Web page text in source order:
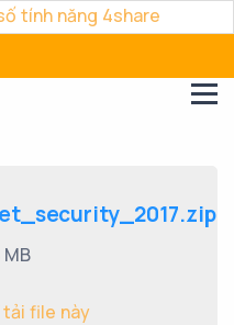
tính năng 4share
MB
file này